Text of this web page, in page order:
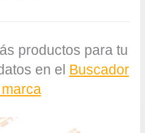
productos para tu
en el Buscador